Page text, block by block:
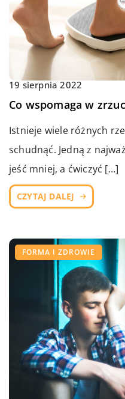
19 sierpnia 2022
Co wspomaga w
Istnieje wiele różnych
schudnąć. Jedną z
jeść mniej, a ćwiczyć […]
CZYTAJ DALEJ
FORMA I ZDROWIE